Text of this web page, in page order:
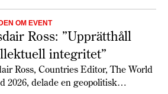
OM EVENT
Ross: ”Upprätthåll
integritet”
Ross, Countries Editor, The World
2026, delade en geopolitisk